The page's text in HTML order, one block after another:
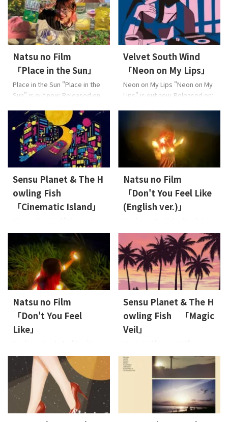
Natsu no Film
「Place in the Sun」
Place in the Sun "Place in the
Sun" is out now. Released on:
Music: 三浦 誠司Arrange:
HIEDA About the Music Natsu
no Filmの最新シングル「Place
in the Sun」は、明るく穏やか
でPOPなR&Bナンバー。やわら
かな日差しのようにリスナー
を包み込み、本来の自分らし
さや素直な感情を取り戻す大
切さを優しく描きます。軽やか
なサウンドとLeo ...
Velvet South Wind
「Neon on My Lips」
Neon on My Lips "Neon on My
Lips" is out now. Released on:
Nao, 溝下 創Arrange: 溝下 創
About the Music 「大人の恋
愛」というけれど、恋をすれば
大人になることがない。泣い
たり、駄々をこねたり――。本作
は、そんな大人の強がりの裏
にある「心の脆さ」と愛おし
い機微を繊細に描いた楽曲で
す。何歳になっても隠しきれな
い不器用な本音を、メロディに
隣に ...
Sensu Planet & The H
owling Fish
「Cinematic Island」
Island" is out now. Released
on: 2026-5-1 Lyrics: Osier,
Sensu PlanetMusic: Sensu
PlanetArrange: Sensu Planet
& The Howling Fish, 五十嵐 耕
平 About the Music 2人の愛の
けの愛の世界に没入したい。
そんなミッドナイトに首都高
を流しながら、都会のネオン
Natsu no Film
「Don't You Feel Like
(English ver.)」
ver.) "Don't You Feel Like
(English ver.)" is out now.
Released on: 2026-2-13 Lyrics:
Leon Munandar, rukinoMusic:
rukinoArrange: HIEDA JAN:
4573529370887 About the
R&Bサウンドと、誰かを好きで
笑顔になり、話したくなり、一
緒に歩きたいという想いを ...
Natsu no Film
「Don't You Feel
Like」
Feel Like" is out now.
Released on: 2025-9-26 Lyrics:
hazelmusicMusic:
hazelmusicArrange: HIEDA
JAN: 4573529370863 About
the Music 甘くポップなR&Bサ
Sensu Planet & The H
owling Fish 「Magic
Veil」
now. Released on: 2025-8-27
Lyrics: Osier, Sensu
PlanetMusic: Sensu
PlanetArrange: Sensu Planet
& The Howling Fish, HIEDA
JAN: 4573529370856 About